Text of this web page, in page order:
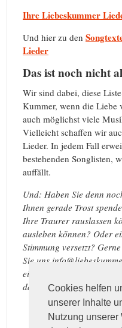
Cookies helfen
unserer Inhalte
Nutzung unserer
Ihre Liebeskummer
Und hier zu den
Lieder
Das ist noch nicht
Wir sind dabei, diese
Kummer, wenn die Liebe
auch möglichst viele
Vielleicht schaffen wir
Lieder. In jedem Fall
bestehenden Songlisten,
auffällt.
Und: Haben Sie denn
Ihnen gerade Trost
Ihre Traurer rauslassen
ausleben können? Oder
Stimmung versetzt?
Sie uns
einfach die Seite mit
darauf – und nehmen sie